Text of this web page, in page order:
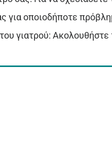
για οποιοδήποτε
γιατρού: